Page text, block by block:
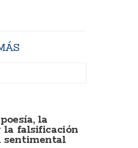
la
la falsificación
sentimental